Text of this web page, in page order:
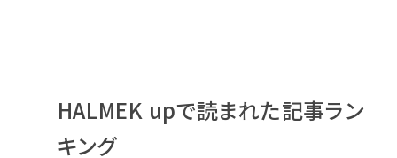
HALMEK upで読まれた記事ラン
キング